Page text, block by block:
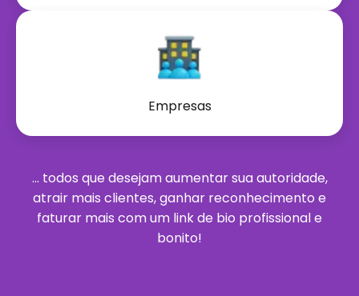
Empresas
... todos que desejam aumentar sua autoridade,
atrair mais clientes, ganhar reconhecimento e
faturar mais com um link de bio profissional e
bonito!